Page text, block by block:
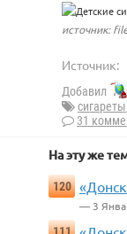
источник:
Источник:
Добавил
сигареты
31
На эту же
120
— 3